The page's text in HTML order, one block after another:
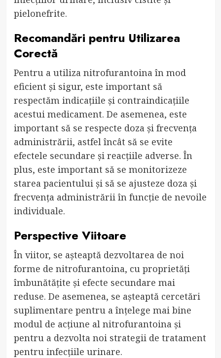
pielonefrite.
Recomandări pentru Utilizarea
Corectă
Pentru a utiliza nitrofurantoina în mod
eficient și sigur, este important să
respectăm indicațiile și contraindicațiile
acestui medicament. De asemenea, este
important să se respecte doza și frecvența
administrării, astfel încât să se evite
efectele secundare și reacțiile adverse. În
plus, este important să se monitorizeze
starea pacientului și să se ajusteze doza și
frecvența administrării în funcție de nevoile
individuale.
Perspective Viitoare
În viitor, se așteaptă dezvoltarea de noi
forme de nitrofurantoina, cu proprietăți
îmbunătățite și efecte secundare mai
reduse. De asemenea, se așteaptă cercetări
suplimentare pentru a înțelege mai bine
modul de acțiune al nitrofurantoina și
pentru a dezvolta noi strategii de tratament
pentru infecțiile urinare.